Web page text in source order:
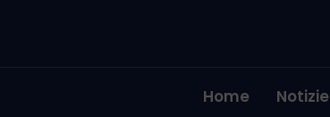
Home Notizie